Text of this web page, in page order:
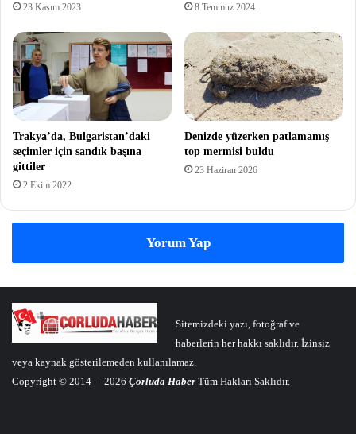
23 Kasım 2023 8 Temmuz 2024
Trakya’da, Bulgaristan’daki
seçimler için sandık başına
gittiler
2 Ekim 2022
Denizde yüzerken patlamamış
top mermisi buldu
23 Haziran 2026
Yorum Yap
Sitemizdeki yazı, fotoğraf ve
haberlerin her hakkı saklıdır. İzinsiz
veya kaynak gösterilemeden kullanılamaz.
Copyright © 2014 – 2026 Çorluda Haber Tüm Hakları Saklıdır.